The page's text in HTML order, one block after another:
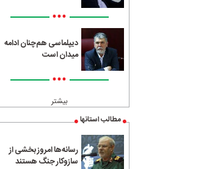
•••
دیپلماسی هم‌چنان ادامه
میدان است
•••
بیشتر
مطالب استانها
رسانه‌ها امروز بخشی از
سازوکار جنگ هستند